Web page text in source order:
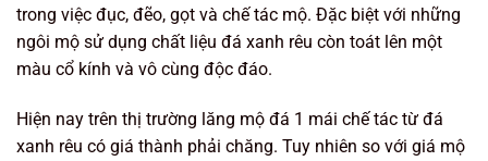
trong việc đục, đẽo, gọt và chế tác mộ. Đặc biệt với những
ngôi mộ sử dụng chất liệu đá xanh rêu còn toát lên một
màu cổ kính và vô cùng độc đáo.
Hiện nay trên thị trường lăng mộ đá 1 mái chế tác từ đá
xanh rêu có giá thành phải chăng. Tuy nhiên so với giá mộ